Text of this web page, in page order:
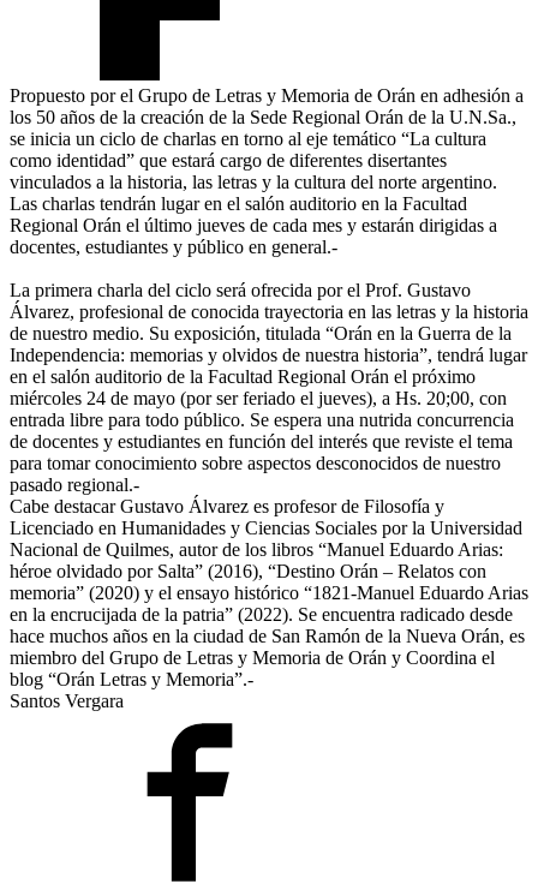
Propuesto por el Grupo de Letras y Memoria de Orán en adhesión a
los 50 años de la creación de la Sede Regional Orán de la U.N.Sa.,
se inicia un ciclo de charlas en torno al eje temático “La cultura
como identidad” que estará cargo de diferentes disertantes
vinculados a la historia, las letras y la cultura del norte argentino.
Las charlas tendrán lugar en el salón auditorio en la Facultad
Regional Orán el último jueves de cada mes y estarán dirigidas a
docentes, estudiantes y público en general.-
La primera charla del ciclo será ofrecida por el Prof. Gustavo
Álvarez, profesional de conocida trayectoria en las letras y la historia
de nuestro medio. Su exposición, titulada “Orán en la Guerra de la
Independencia: memorias y olvidos de nuestra historia”, tendrá lugar
en el salón auditorio de la Facultad Regional Orán el próximo
miércoles 24 de mayo (por ser feriado el jueves), a Hs. 20;00, con
entrada libre para todo público. Se espera una nutrida concurrencia
de docentes y estudiantes en función del interés que reviste el tema
para tomar conocimiento sobre aspectos desconocidos de nuestro
pasado regional.-
Cabe destacar Gustavo Álvarez es profesor de Filosofía y
Licenciado en Humanidades y Ciencias Sociales por la Universidad
Nacional de Quilmes, autor de los libros “Manuel Eduardo Arias:
héroe olvidado por Salta” (2016), “Destino Orán – Relatos con
memoria” (2020) y el ensayo histórico “1821-Manuel Eduardo Arias
en la encrucijada de la patria” (2022). Se encuentra radicado desde
hace muchos años en la ciudad de San Ramón de la Nueva Orán, es
miembro del Grupo de Letras y Memoria de Orán y Coordina el
blog “Orán Letras y Memoria”.-
Santos Vergara